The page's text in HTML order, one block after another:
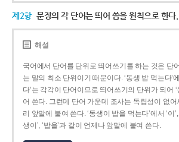
제2항 문장의 각 단어는 띄어 씀을 원칙으로 한다.
해설
국어에서 단어를 단위로 띄어쓰기를 하는 것은 단
는 말의 최소 단위이기 때문이다. ‘동생 밥 먹는다’에
다’는 각각이 단어이므로 띄어쓰기의 단위가 되어 ‘
어 쓴다. 그런데 단어 가운데 조사는 독립성이 없
리 앞말에 붙여 쓴다. ‘동생이 밥을 먹는다’에서 ‘이
생이’, ‘밥을’과 같이 언제나 앞말에 붙여 쓴다.